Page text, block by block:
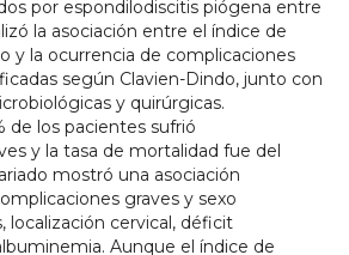
por espondilodiscitis piógena entre
la asociación entre el índice de
y la ocurrencia de complicaciones
según Clavien-Dindo, junto con
y quirúrgicas.
de los pacientes sufrió
y la tasa de mortalidad fue del
mostró una asociación
graves y sexo
localización cervical, déficit
Aunque el índice de